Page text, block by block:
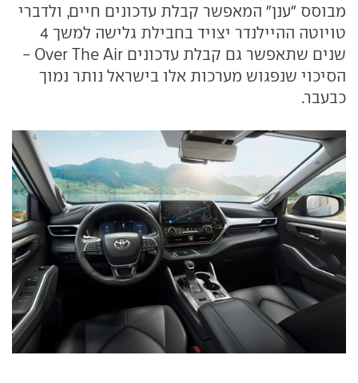
מבוסס "ענן" המאפשר קבלת עדכונים חיים, ולדברי
טויוטה ההיילנדר יצויד בחבילת גלישה למשך 4
שנים שתאפשר גם קבלת עדכונים Over The Air -
הסיכוי שנפגוש מערכות אלו בישראל נותר נמוך
כבעבר.